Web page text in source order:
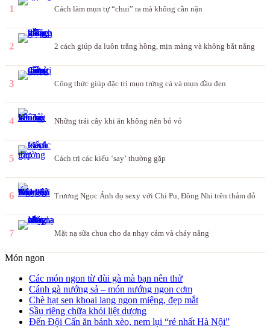
1 Cách làm mụn tự “chui” ra mà không cần nặn
2 2 cách giúp da luôn trắng hồng, mịn màng và không bắt nắng
3 Công thức giúp đặc trị mụn trứng cá và mụn đầu đen
4 Những trái cây khi ăn không nên bỏ vỏ
5 Cách trị các kiểu ‘say’ thường gặp
6 Trương Ngọc Ánh đọ sexy với Chi Pu, Đông Nhi trên thảm đỏ
7 Mặt nạ sữa chua cho da nhạy cảm và cháy nắng
Món ngon
Các món ngon từ đùi gà mà bạn nên thử
Cánh gà nướng sả – món nướng ngon cơm
Chè hạt sen khoai lang ngon miệng, đẹp mắt
Sầu riêng chữa khỏi liệt dương
Đến Đội Cấn ăn bánh xèo, nem lụi “rẻ nhất Hà Nội”